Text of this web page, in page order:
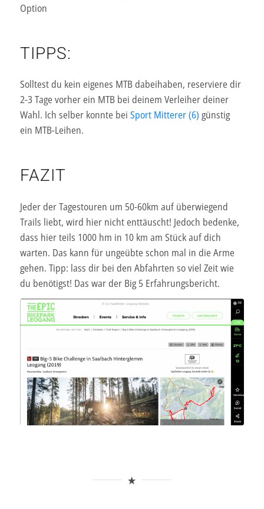
Option
TIPPS:
Solltest du kein eigenes MTB dabeihaben, reserviere dir
2-3 Tage vorher ein MTB bei deinem Verleiher deiner
Wahl. Ich selber konnte bei Sport Mitterer (6) günstig
ein MTB-Leihen.
FAZIT
Jeder der Tagestouren um 50-60km auf überwiegend
Trails liebt, wird hier nicht enttäuscht! Jedoch bedenke,
dass hier teils 1000 hm in 10 km am Stück auf dich
warten. Das kann für ungeübte schon mal in die Arme
gehen. Tipp: lass dir bei den Abfahrten so viel Zeit wie
du benötigst! Das war der Big 5 Erfahrungsbericht.
Groß